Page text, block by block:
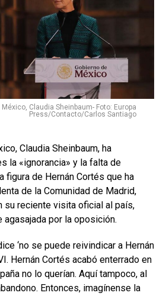
Claudia Sheinbaum- Foto: Europa
Press/Contacto/Carlos Santiago
Claudia Sheinbaum, ha
la «ignorancia» y la falta de
figura de Hernán Cortés que ha
de la Comunidad de Madrid,
su reciente visita oficial al país,
por la oposición.
‘no se puede reivindicar a Hernán
Hernán Cortés acabó enterrado en
no lo querían. Aquí tampoco, al
Entonces, imagínense la